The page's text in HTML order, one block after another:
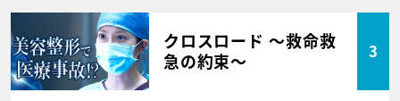
クロスロード ～救命救
急の約束～
3